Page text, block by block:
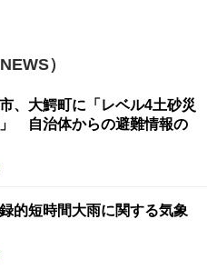
）
、大鰐町に「レベル4土砂災
自治体からの避難情報の
的短時間大雨に関する気象